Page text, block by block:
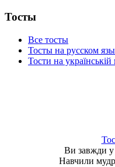
Тосты
Все тосты
Тосты на русском
Тости на українській
Ви завжди у
Навчили